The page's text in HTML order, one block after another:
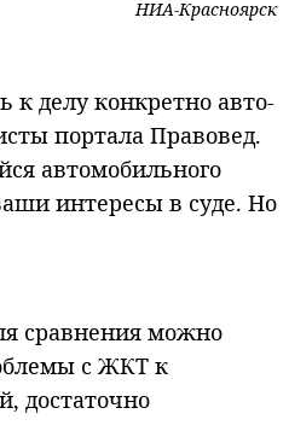
НИА-Красноярск
делу конкретно авто-
портала Правовед.
автомобильного
интересы в суде. Но
сравнения можно
с ЖКТ к
достаточно